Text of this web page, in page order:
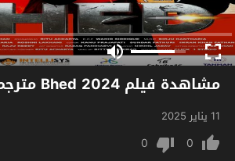
مشاهدة فيلم Bhed 2024 مترجم
11 يناير 2025
0
0